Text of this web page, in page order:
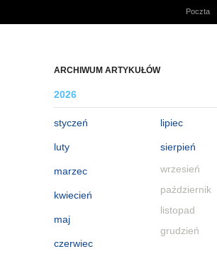
Poczta
ARCHIWUM ARTYKUŁÓW
2026
styczeń
luty
marzec
kwiecień
maj
czerwiec
lipiec
sierpień
wrzesień
październik
listopad
grudzień